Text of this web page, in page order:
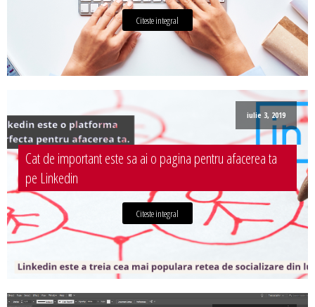
Citeste integral
iulie 3, 2019
Cat de important este sa ai o pagina pentru afacerea ta
pe Linkedin
Citeste integral